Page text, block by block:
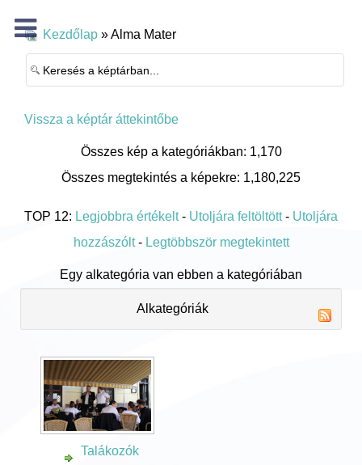
Kezdőlap » Alma Mater
Vissza a képtár áttekintőbe
Összes kép a kategóriákban: 1,170
Összes megtekintés a képekre: 1,180,225
TOP 12: Legjobbra értékelt- Utoljára feltöltött- Utoljára
hozzászólt- Legtöbbször megtekintett
Egy alkategória van ebben a kategóriában
Alkategóriák
Talákozók